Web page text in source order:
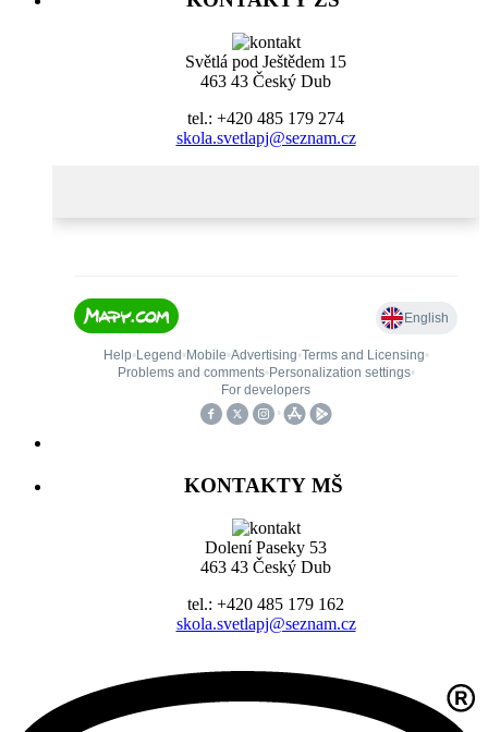
Světlá pod Ještědem 15
463 43 Český Dub
tel.: +420 485 179 274
skola.svetlapj@seznam.cz
KONTAKTY MŠ
Dolení Paseky 53
463 43 Český Dub
tel.: +420 485 179 162
skola.svetlapj@seznam.cz